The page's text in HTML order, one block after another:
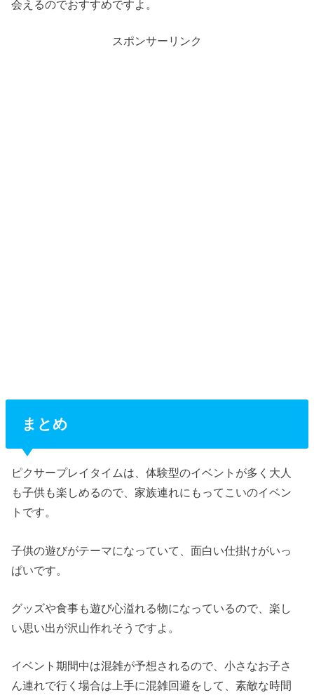
会えるのでおすすめですよ。
スポンサーリンク
まとめ
ピクサープレイタイムは、体験型のイベントが多く大人
も子供も楽しめるので、家族連れにもってこいのイベン
トです。
子供の遊びがテーマになっていて、面白い仕掛けがいっ
ぱいです。
グッズや食事も遊び心溢れる物になっているので、楽し
い思い出が沢山作れそうですよ。
イベント期間中は混雑が予想されるので、小さなお子さ
ん連れで行く場合は上手に混雑回避をして、素敵な時間